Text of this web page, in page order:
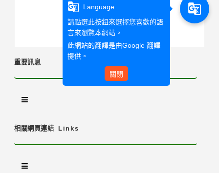
回首頁
重要訊息
相關網頁連結 Links
g_translate
Language
請點選此按鈕來選擇您喜歡的語
言來瀏覽本網站。
此網站的翻譯是由Google 翻譯
提供。
關閉
g_translate